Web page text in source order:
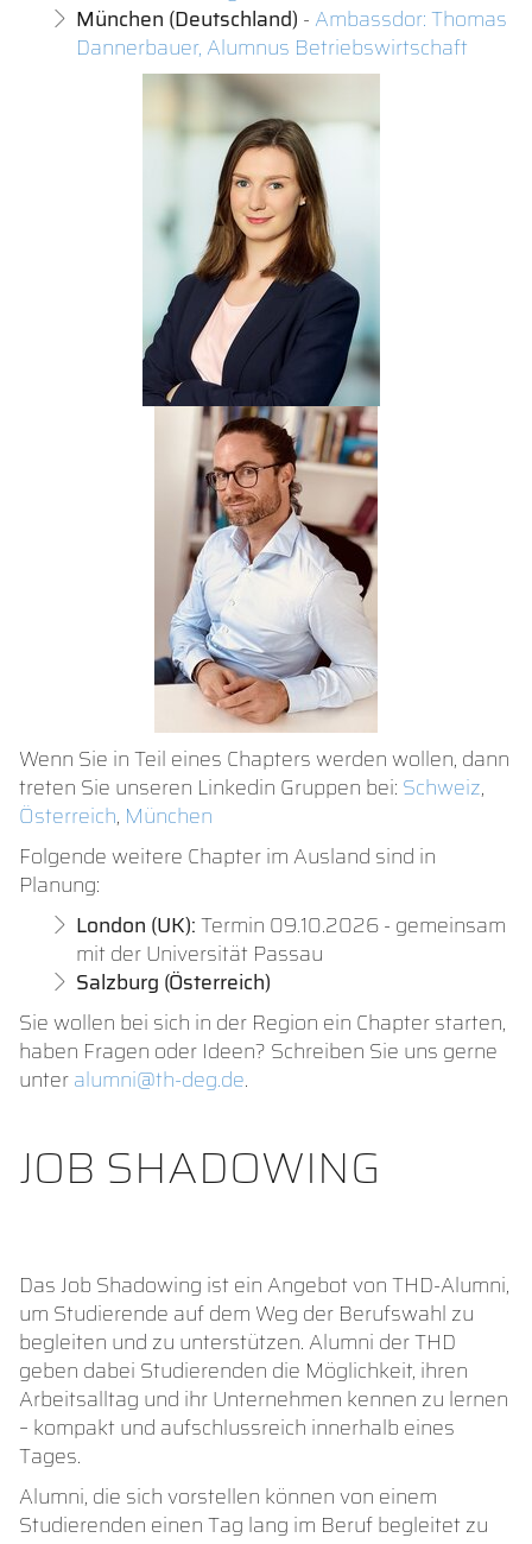
München (Deutschland) - Ambassdor: Thomas
Dannerbauer, Alumnus Betriebswirtschaft
Wenn Sie in Teil eines Chapters werden wollen, dann
treten Sie unseren Linkedin Gruppen bei: Schweiz,
Österreich, München
Folgende weitere Chapter im Ausland sind in
Planung:
London (UK):Termin 09.10.2026 - gemeinsam
mit der Universität Passau
Salzburg (Österreich)
Sie wollen bei sich in der Region ein Chapter starten,
haben Fragen oder Ideen? Schreiben Sie uns gerne
unteralumni@th-deg.de.
JOB SHADOWING
Das Job Shadowing ist ein Angebot von THD-Alumni,
um Studierende auf dem Weg der Berufswahl zu
begleiten und zu unterstützen. Alumni der THD
geben dabei Studierenden die Möglichkeit, ihren
Arbeitsalltag und ihr Unternehmen kennen zu lernen
– kompakt und aufschlussreich innerhalb eines
Tages.
Alumni, die sich vorstellen können von einem
Studierenden einen Tag lang im Beruf begleitet zu